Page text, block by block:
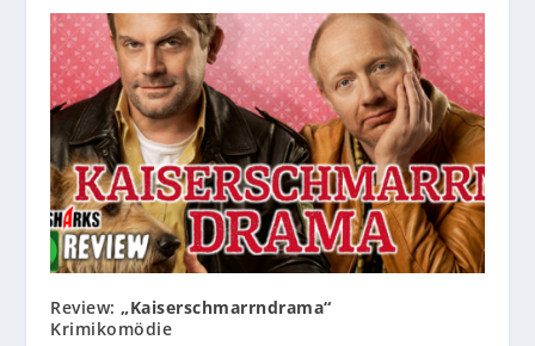
Review: „Kaiserschmarrndrama“
Krimikomödie